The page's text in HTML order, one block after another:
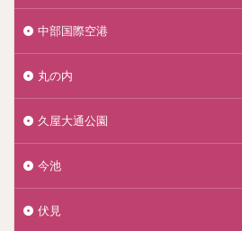
中部国際空港
丸の内
久屋大通公園
今池
伏見